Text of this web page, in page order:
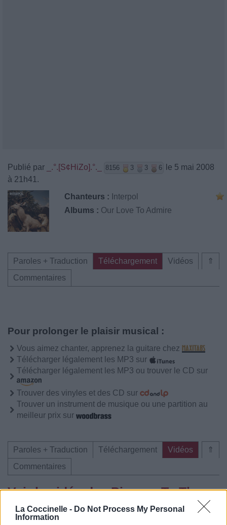
La Coccinelle - Do Not Process My Personal
Information
Publié par _.°.[S¢HiZo].°._ 8156 3 3 6
le 5 mai 2008
à 21h41.
Chanteurs : Interpol
Albums : Our Love To Admire
⇑
Paroles + Traduction Téléchargement
Vidéos
Commentaires
Pour prolonger le plaisir musical :
Vous aimez chanter, apprenez la guitare chez
Télécharger légalement les MP3 sur
Télécharger légalement les MP3 ou trouver le CD sur
Trouver des vinyles et des CD sur
Trouver un instrument de musique ou une partition au
meilleur prix sur
⇑
Paroles + Traduction Téléchargement
Vidéos
Commentaires
Voir la vidéo de «Pioneer To The
Falls»